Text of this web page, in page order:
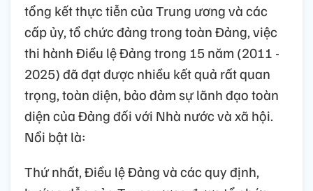
tổng kết thực tiễn của Trung ương và các
cấp ủy, tổ chức đảng trong toàn Đảng, việc
thi hành Điều lệ Đảng trong 15 năm (2011 -
2025) đã đạt được nhiều kết quả rất quan
trọng, toàn diện, bảo đảm sự lãnh đạo toàn
diện của Đảng đối với Nhà nước và xã hội.
Nổi bật là:
Thứ nhất, Điều lệ Đảng và các quy định,